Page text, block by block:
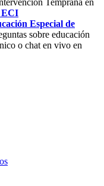
ECI
Especial de
sobre educación
o chat en vivo en